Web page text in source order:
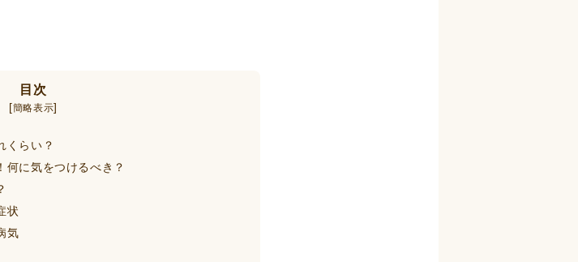
目次
[簡略表示]
くらい？
何に気をつけるべき？
状
気